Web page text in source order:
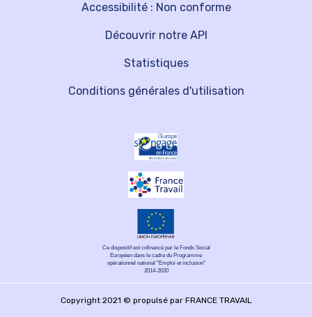
Découvrir notre API
Statistiques
Accessibilité : Non conforme
Conditions générales d'utilisation
Ce dispositif est cofinancé par le Fonds Social
Européen dans le cadre du Programme
opérationnel national "Emploi et inclusion"
2014-2020
Copyright 2021 © propulsé par FRANCE TRAVAIL